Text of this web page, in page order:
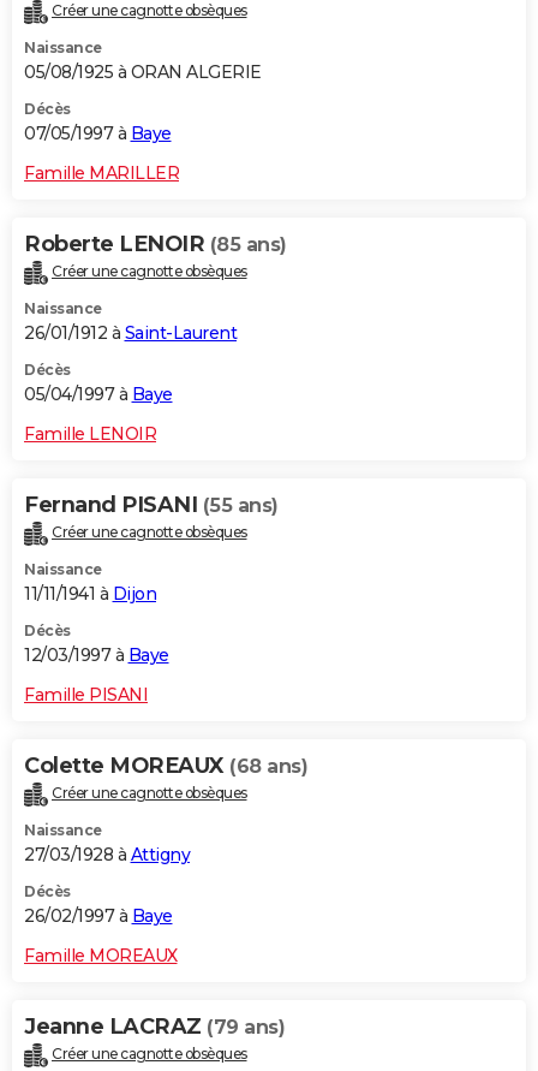
Créer une cagnotte obsèques
Naissance
05/08/1925 à ORAN ALGERIE
Décès
07/05/1997 à Baye
Famille MARILLER
Roberte LENOIR (85 ans)
Créer une cagnotte obsèques
Naissance
26/01/1912 à Saint-Laurent
Décès
05/04/1997 à Baye
Famille LENOIR
Fernand PISANI (55 ans)
Créer une cagnotte obsèques
Naissance
11/11/1941 à Dijon
Décès
12/03/1997 à Baye
Famille PISANI
Colette MOREAUX (68 ans)
Créer une cagnotte obsèques
Naissance
27/03/1928 à Attigny
Décès
26/02/1997 à Baye
Famille MOREAUX
Jeanne LACRAZ (79 ans)
Créer une cagnotte obsèques